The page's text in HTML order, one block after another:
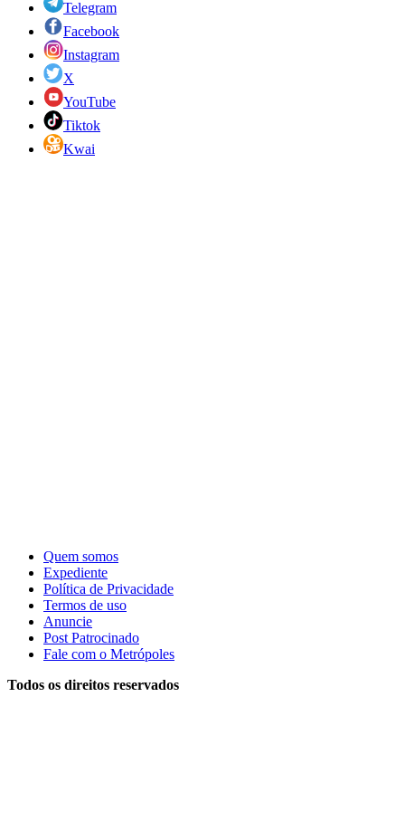
Telegram
Facebook
Instagram
X
YouTube
Tiktok
Kwai
Quem somos
Expediente
Política de Privacidade
Termos de uso
Anuncie
Post Patrocinado
Fale com o Metrópoles
Todos os direitos reservados